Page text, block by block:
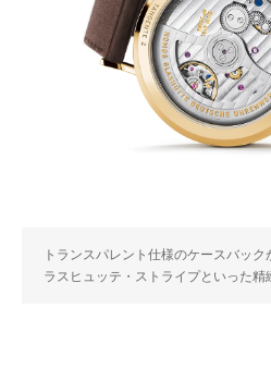
トランスパレント仕様のケースバッ
ラスヒュッテ・ストライプといった精